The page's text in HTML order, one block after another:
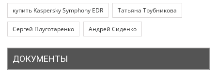
купить Kaspersky Symphony EDR Татьяна Трубникова
Сергей Плуготаренко Андрей Сиденко
ДОКУМЕНТЫ